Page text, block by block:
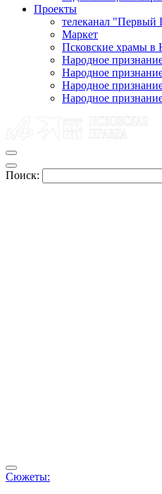
Проекты
телеканал "Первый
Маркет
Псковские храмы
Народное
Народное
Народное
Народное
Поиск:
Сюжеты: